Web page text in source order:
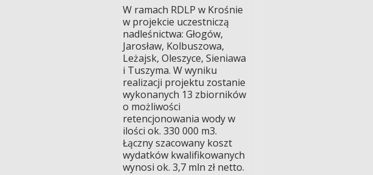
W ramach RDLP w Krośnie
w projekcie uczestniczą
nadleśnictwa: Głogów,
Jarosław, Kolbuszowa,
Leżajsk, Oleszyce, Sieniawa
i Tuszyma. W wyniku
realizacji projektu zostanie
wykonanych 13 zbiorników
o możliwości
retencjonowania wody w
ilości ok. 330 000 m3.
Łączny szacowany koszt
wydatków kwalifikowanych
wynosi ok. 3,7 mln zł netto.